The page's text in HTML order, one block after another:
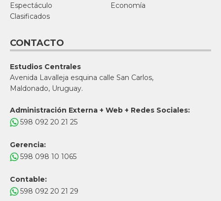
Espectáculo
Economía
Clasificados
CONTACTO
Estudios Centrales
Avenida Lavalleja esquina calle San Carlos,
Maldonado, Uruguay.
Administración Externa + Web + Redes Sociales:
598 092 20 21 25
Gerencia:
598 098 10 1065
Contable:
598 092 20 21 29